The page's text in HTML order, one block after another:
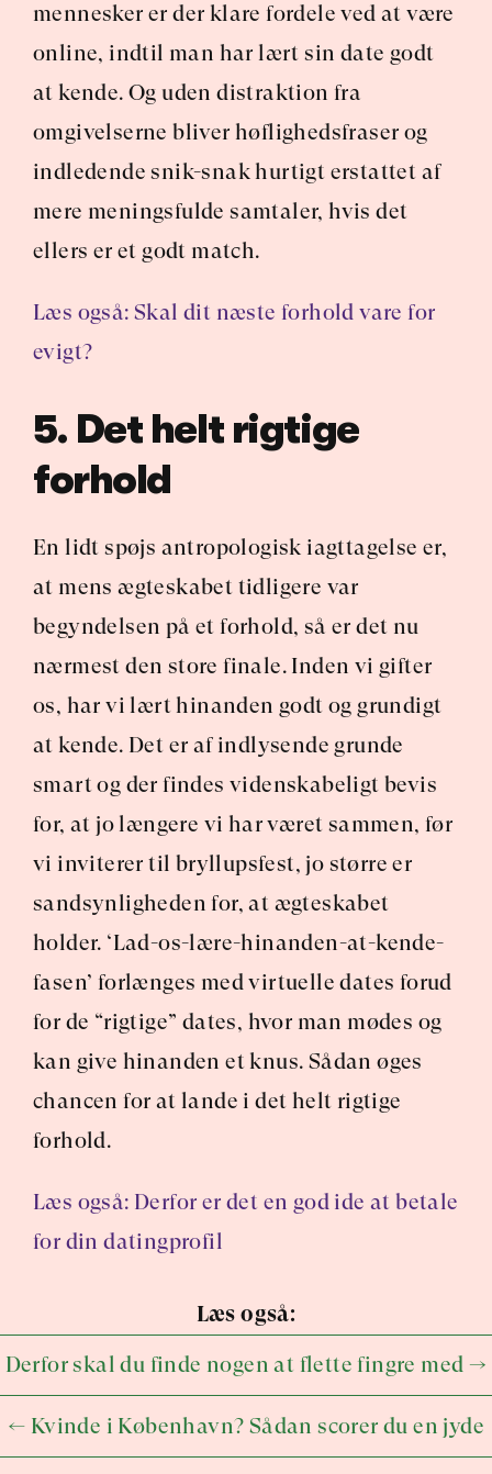
mennesker er der klare fordele ved at være
online, indtil man har lært sin date godt
at kende. Og uden distraktion fra
omgivelserne bliver høflighedsfraser og
indledende snik-snak hurtigt erstattet af
mere meningsfulde samtaler, hvis det
ellers er et godt match.
Læs også: Skal dit næste forhold vare for
evigt?
5. Det helt rigtige
forhold
En lidt spøjs antropologisk iagttagelse er,
at mens ægteskabet tidligere var
begyndelsen på et forhold, så er det nu
nærmest den store finale. Inden vi gifter
os, har vi lært hinanden godt og grundigt
at kende. Det er af indlysende grunde
smart og der findes videnskabeligt bevis
for, at jo længere vi har været sammen, før
vi inviterer til bryllupsfest, jo større er
sandsynligheden for, at ægteskabet
holder. ‘Lad-os-lære-hinanden-at-kende-
fasen’ forlænges med virtuelle dates forud
for de “rigtige” dates, hvor man mødes og
kan give hinanden et knus. Sådan øges
chancen for at lande i det helt rigtige
forhold.
Læs også: Derfor er det en god ide at betale
for din datingprofil
Læs også:
Derfor skal du finde nogen at flette fingre med →
← Kvinde i København? Sådan scorer du en jyde